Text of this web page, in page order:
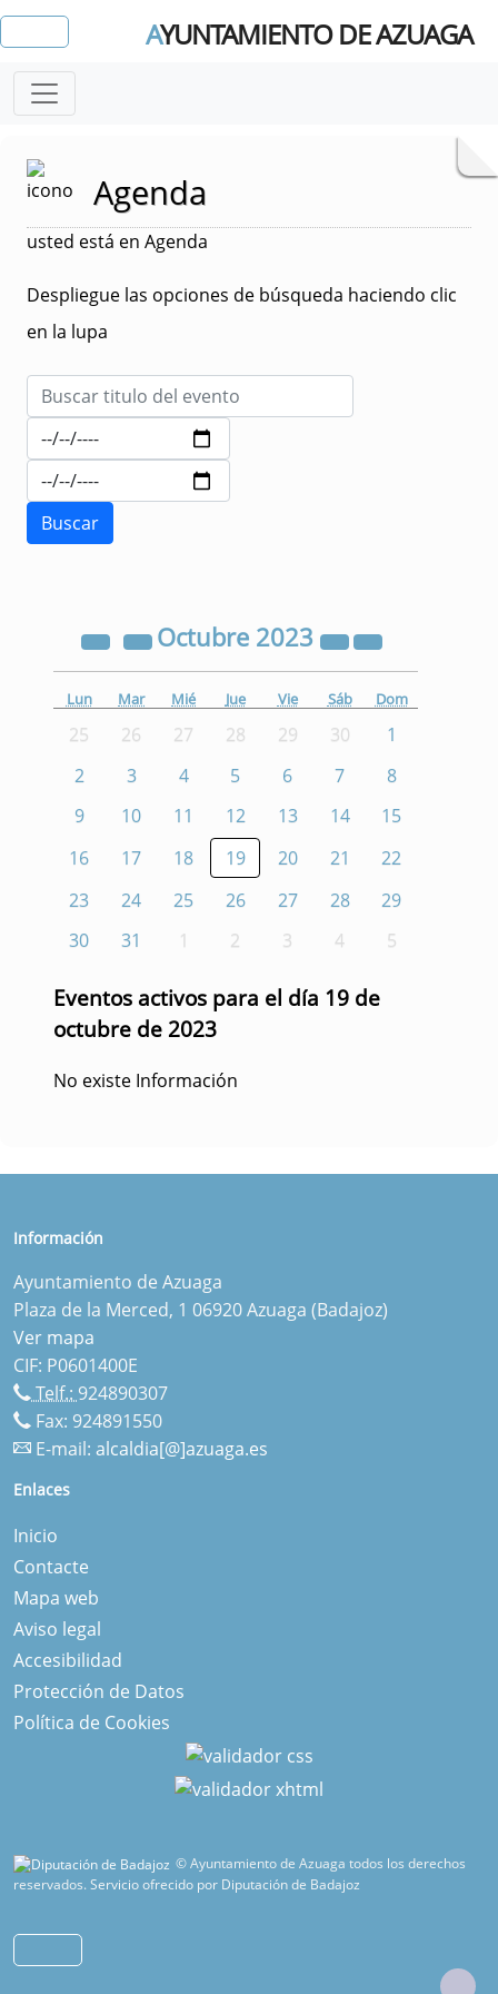
AYUNTAMIENTO DE AZUAGA
Agenda
usted está en Agenda
Despliegue las opciones de búsqueda haciendo clic
en la lupa
Octubre 2023
Lun Mar Mié Jue Vie Sáb Dom
25 26 27 28 29 30
1
2
3 4 5 6 7
8
9
10 11 12 13 14
15
16
17 18 19 20 21
22
23
24 25 26 27 28
29
30
31 1 2 3 4 5
Eventos activos para el día 19 de
octubre de 2023
No existe Información
Información
Ayuntamiento de Azuaga
Plaza de la Merced, 1 06920 Azuaga (Badajoz)
Ver mapa
CIF: P0601400E
Telf.: 924890307
Fax: 924891550
E-mail: alcaldia[@]azuaga.es
Enlaces
Inicio
Contacte
Mapa web
Aviso legal
Accesibilidad
Protección de Datos
Política de Cookies
© Ayuntamiento de Azuaga todos los derechos
reservados.Servicio ofrecido por Diputación de Badajoz